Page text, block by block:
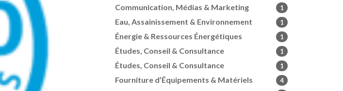
Communication, Médias & Marketing 1
Eau, Assainissement & Environnement 1
Énergie & Ressources Énergétiques 1
Études, Conseil & Consultance 1
Études, Conseil & Consultance 1
Fourniture d’Équipements & Matériels 4